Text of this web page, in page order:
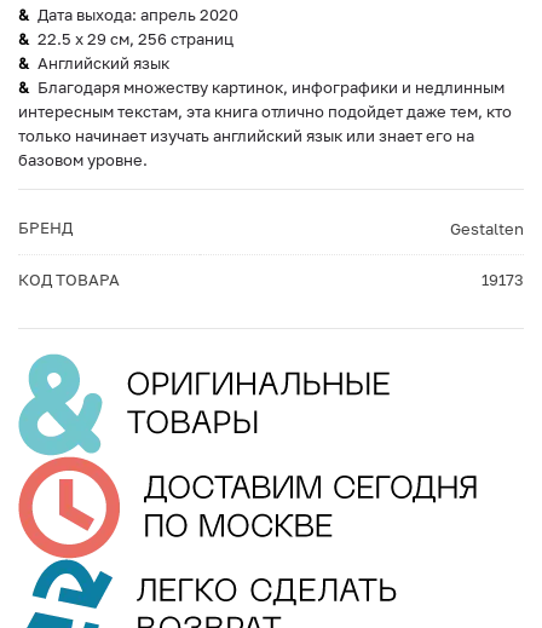
Дата выхода: апрель 2020
22.5 x 29 см, 256 страниц
Английский язык
Благодаря множеству картинок, инфографики и недлинным
интересным текстам, эта книга отлично подойдет даже тем, кто
только начинает изучать английский язык или знает его на
базовом уровне.
БРЕНД Gestalten
КОД ТОВАРА 19173